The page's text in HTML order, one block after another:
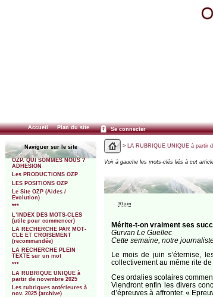
Accueil Plan du site Se connecter
Naviguer sur le site
OZP. QUI SOMMES NOUS ?
ADHESION
Les PRODUCTIONS OZP
LES POSITIONS OZP
Le Site OZP (Aides /
Evolution)
***
L’INDEX DES MOTS-CLES
(utile pour commencer)
LA RECHERCHE PAR MOT-
CLE ET CROISEMENT
(recommandée)
LA RECHERCHE PLEIN
TEXTE sur un mot
***
LA RUBRIQUE UNIQUE à
partir de novembre 2025
Les rubriques antérieures à
nov. 2025 (archive)
> LA RUBRIQUE UNIQUE à partir
Voir à gauche les mots-clés liés à cet
30 juin
Mérite-t-on vraiment ses
Gurvan Le Guellec
Cette semaine, notre
Le mois de juin s’éternise,
collectivement au même rite
Ces ordalies scolaires
Viendront enfin les divers
d’épreuves à affronter. «